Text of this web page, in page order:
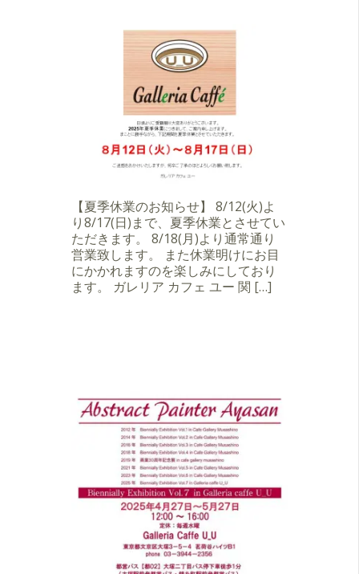
【夏季休業のお知らせ】 8/12(火)よ
り8/17(日)まで、夏季休業とさせてい
ただきます。 8/18(月)より通常通り
営業致します。 また休業明けにお目
にかかれますのを楽しみにしており
ます。 ガレリア カフェ ユー 関 […]